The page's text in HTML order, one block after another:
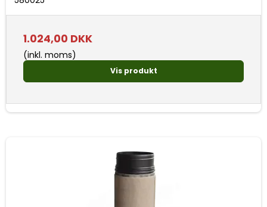
1.024,00 DKK
(inkl. moms)
Vis produkt